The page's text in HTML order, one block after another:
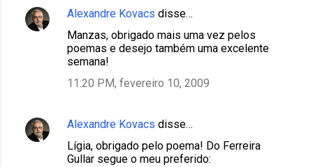
Alexandre Kovacs disse…
Manzas, obrigado mais uma vez pelos
poemas e desejo também uma excelente
semana!
11:20 PM, fevereiro 10, 2009
Alexandre Kovacs disse…
Lígia, obrigado pelo poema! Do Ferreira
Gullar segue o meu preferido: